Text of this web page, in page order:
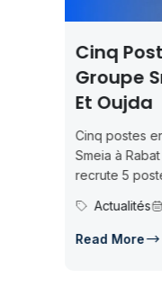
CDI Chez
À Rabat
chez Groupe
Smeia
(1 chef SAV...